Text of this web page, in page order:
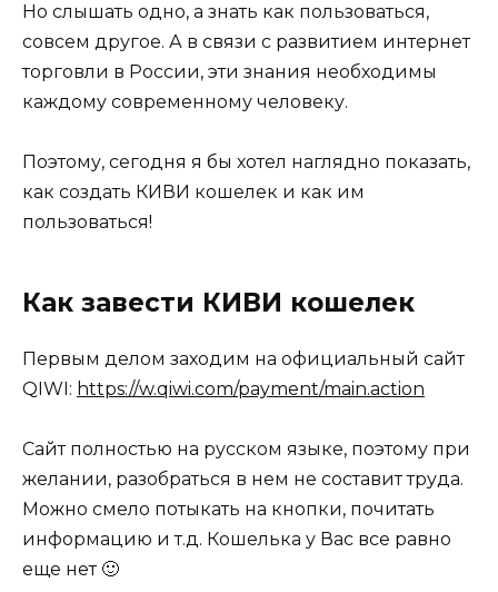
Но слышать одно, а знать как пользоваться,
совсем другое. А в связи с развитием интернет
торговли в России, эти знания необходимы
каждому современному человеку.
Поэтому, сегодня я бы хотел наглядно показать,
как создать КИВИ кошелек и как им
пользоваться!
Как завести КИВИ кошелек
Первым делом заходим на официальный сайт
QIWI: https://w.qiwi.com/payment/main.action
Сайт полностью на русском языке, поэтому при
желании, разобраться в нем не составит труда.
Можно смело потыкать на кнопки, почитать
информацию и т.д. Кошелька у Вас все равно
еще нет 🙂